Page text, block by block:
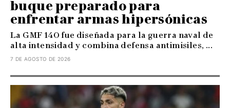
buque preparado para
enfrentar armas hipersónicas
La GMF 140 fue diseñada para la guerra naval de
alta intensidad y combina defensa antimisiles, ...
7 DE AGOSTO DE 2026